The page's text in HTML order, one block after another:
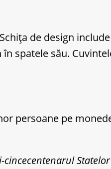
de design
spatele său.
persoane pe